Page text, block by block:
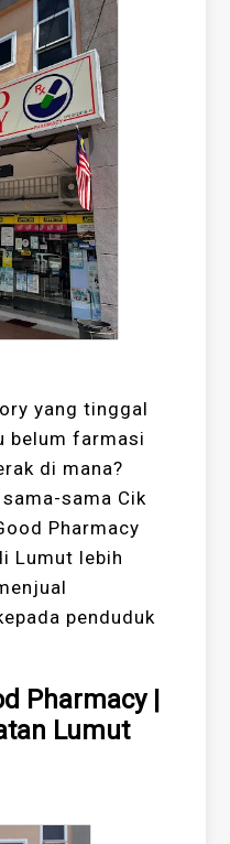
yang tinggal
belum farmasi
di mana?
sama Cik
Pharmacy
Lumut lebih
penduduk
Pharmacy |
Lumut